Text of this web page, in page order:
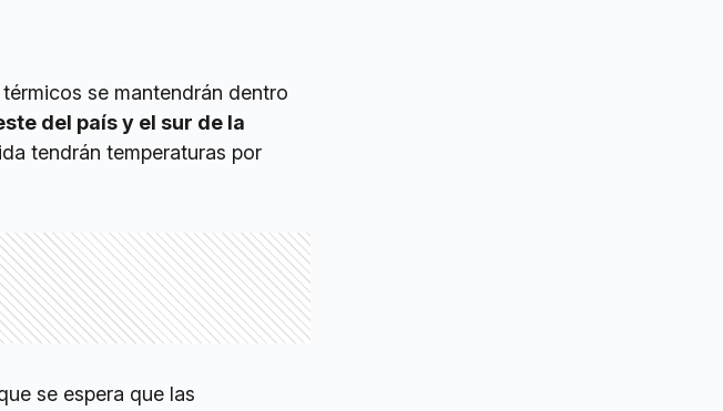
se mantendrán dentro
del país y el sur de la
tendrán temperaturas por
se espera que las